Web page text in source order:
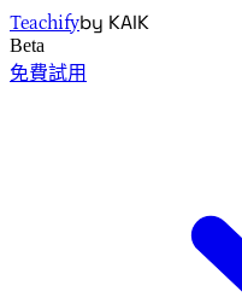
Teachifyby KAIK
Beta
免費試用